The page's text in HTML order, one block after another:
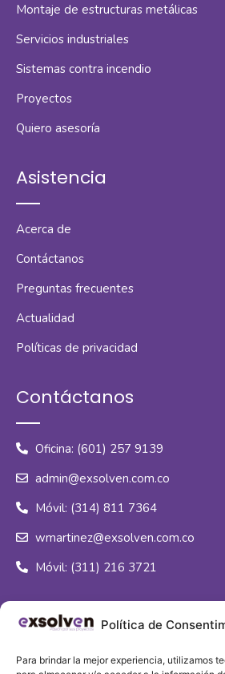
Política de
Para brindar la mejor experiencia, utilizamos
Montaje de estructuras metálicas
Servicios industriales
Sistemas contra incendio
Proyectos
Quiero asesoría
Asistencia
Acerca de
Contáctanos
Preguntas frecuentes
Actualidad
Políticas de privacidad
Contáctanos
Oficina: (601) 257 9139
admin@exsolven.com.co
Móvil: (314) 811 7364
wmartinez@exsolven.com.co
Móvil: (311) 216 3721
Síguenos